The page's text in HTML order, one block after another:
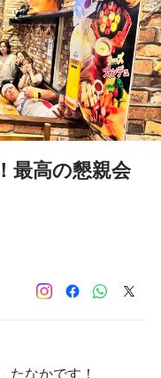
最高の懇親会
たなかです！